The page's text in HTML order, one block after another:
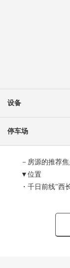
设备
停车场
－房源的推荐
▼位置
・千日前线"西
・长崛鹤见绿
▼房间的特徴